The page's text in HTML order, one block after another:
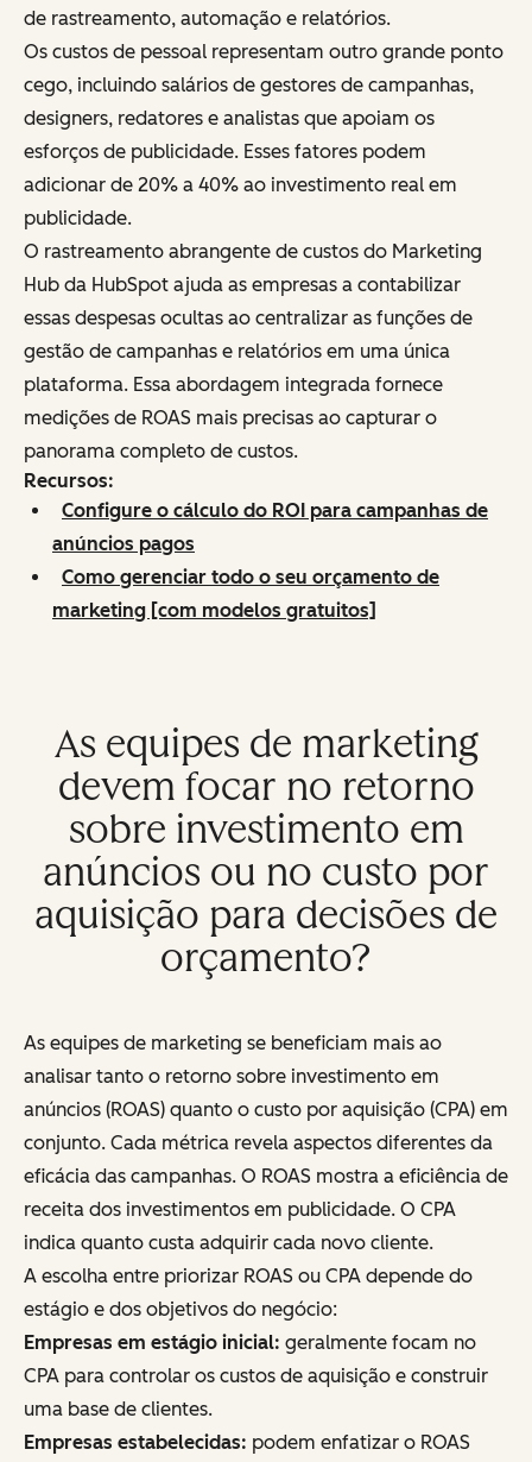
de rastreamento, automação e relatórios.
Os custos de pessoal representam outro grande ponto
cego, incluindo salários de gestores de campanhas,
designers, redatores e analistas que apoiam os
esforços de publicidade. Esses fatores podem
adicionar de 20% a 40% ao investimento real em
publicidade.
O rastreamento abrangente de custos do Marketing
Hub da HubSpot ajuda as empresas a contabilizar
essas despesas ocultas ao centralizar as funções de
gestão de campanhas e relatórios em uma única
plataforma. Essa abordagem integrada fornece
medições de ROAS mais precisas ao capturar o
panorama completo de custos.
Recursos:
Configure o cálculo do ROI para campanhas de
anúncios pagos
Como gerenciar todo o seu orçamento de
marketing [com modelos gratuitos]
As equipes de marketing
devem focar no retorno
sobre investimento em
anúncios ou no custo por
aquisição para decisões de
orçamento?
As equipes de marketing se beneficiam mais ao
analisar tanto o retorno sobre investimento em
anúncios (ROAS) quanto o custo por aquisição (CPA) em
conjunto. Cada métrica revela aspectos diferentes da
eficácia das campanhas. O ROAS mostra a eficiência de
receita dos investimentos em publicidade. O CPA
indica quanto custa adquirir cada novo cliente.
A escolha entre priorizar ROAS ou CPA depende do
estágio e dos objetivos do negócio:
Empresas em estágio inicial: geralmente focam no
CPA para controlar os custos de aquisição e construir
uma base de clientes.
Empresas estabelecidas: podem enfatizar o ROAS